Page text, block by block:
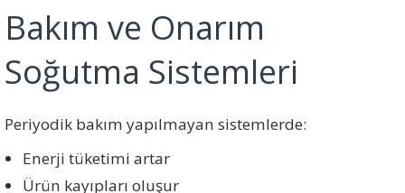
Bakım ve Onarım
Soğutma Sistemleri
Periyodik bakım yapılmayan sistemlerde:
Enerji tüketimi artar
Ürün kayıpları oluşur